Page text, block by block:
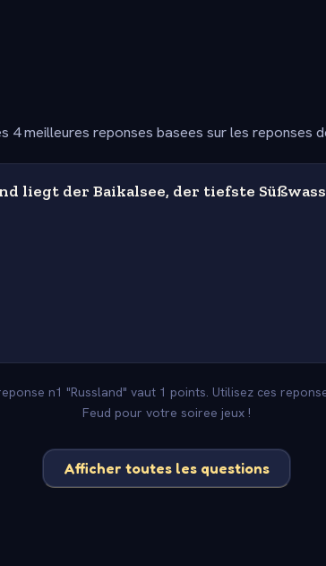
4 meilleures reponses basees sur les reponses
liegt der Baikalsee, der tiefste
n1 "Russland" vaut 1 points. Utilisez ces
Feud pour votre soiree jeux !
Afficher toutes les questions